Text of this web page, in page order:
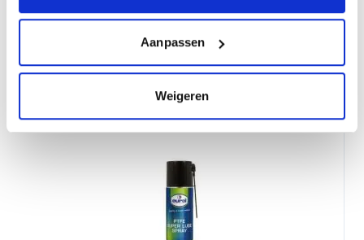
Aanpassen
Weigeren
Graisse en spray Förch White 400 ml